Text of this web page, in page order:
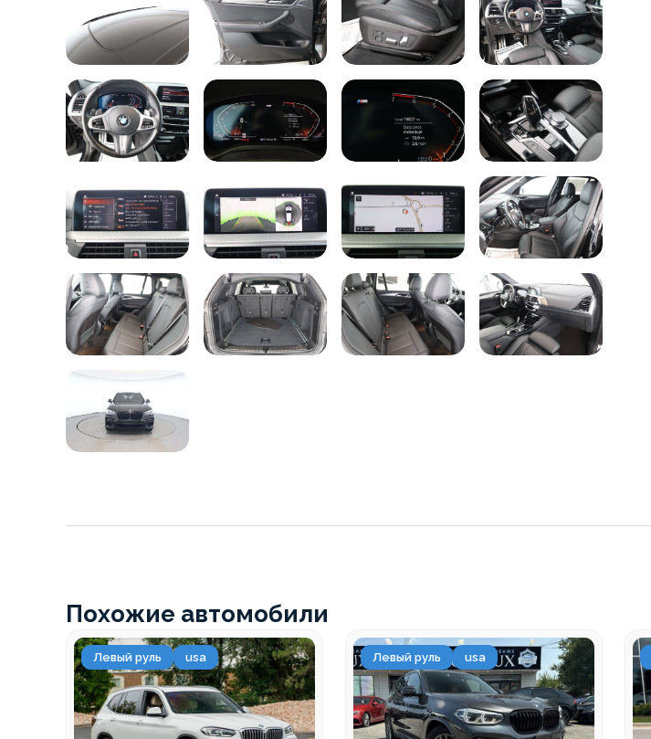
Похожие автомобили
Левый руль usa Левый руль usa